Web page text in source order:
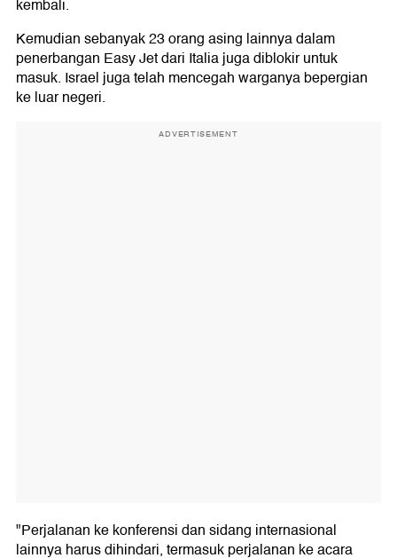
kembali.
Kemudian sebanyak 23 orang asing lainnya dalam
penerbangan Easy Jet dari Italia juga diblokir untuk
masuk. Israel juga telah mencegah warganya bepergian
ke luar negeri.
ADVERTISEMENT
"Perjalanan ke konferensi dan sidang internasional
lainnya harus dihindari, termasuk perjalanan ke acara